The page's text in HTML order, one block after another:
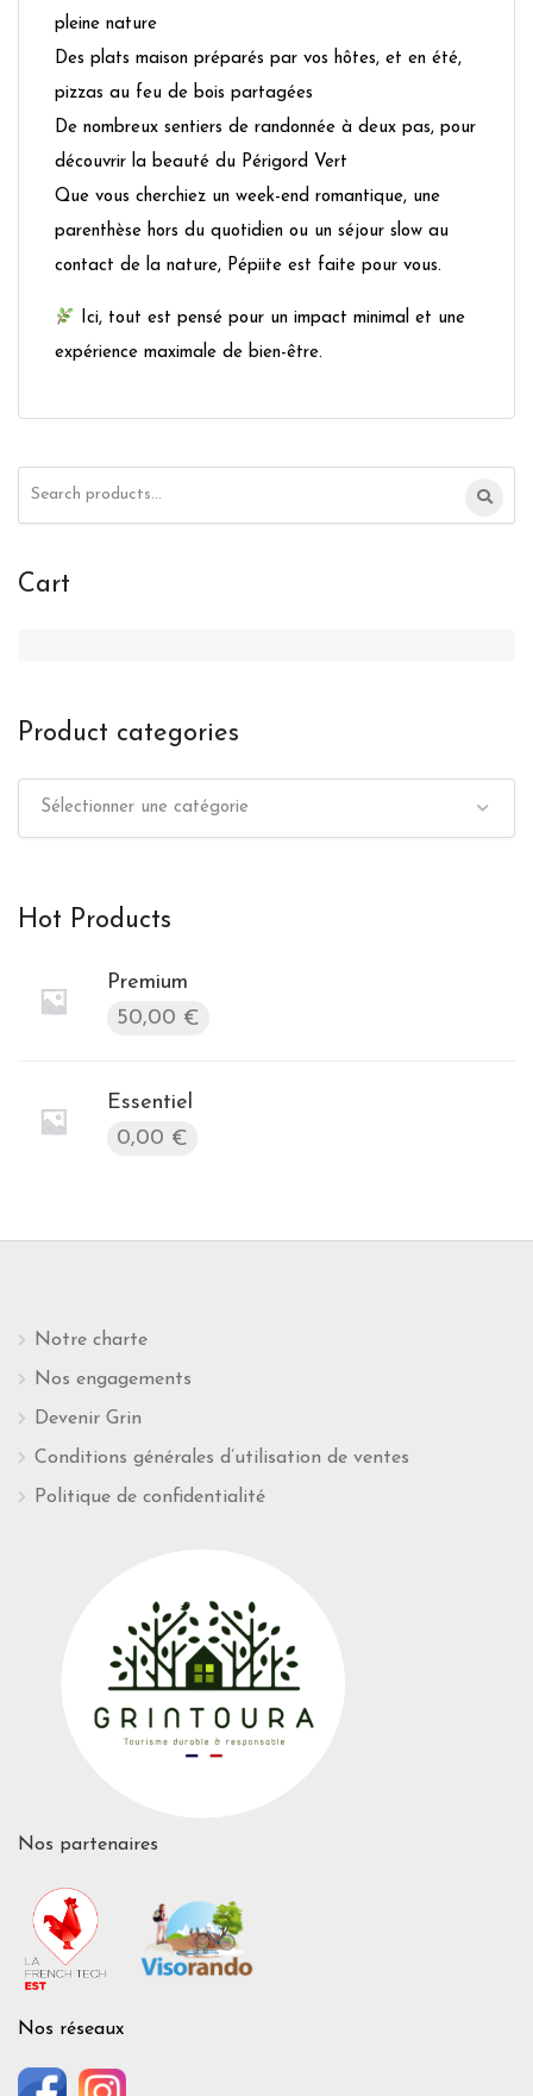
pleine nature
Des plats maison préparés par vos hôtes, et en été,
pizzas au feu de bois partagées
De nombreux sentiers de randonnée à deux pas, pour
découvrir la beauté du Périgord Vert
Que vous cherchiez un week-end romantique, une
parenthèse hors du quotidien ou un séjour slow au
contact de la nature, Pépiite est faite pour vous.
Ici, tout est pensé pour un impact minimal et une
expérience maximale de bien-être.
Cart
Product categories
Sélectionner une catégorie
Hot Products
Premium
50,00 €
Essentiel
0,00 €
Notre charte
Nos engagements
Devenir Grin
Conditions générales d’utilisation de ventes
Politique de confidentialité
Nos partenaires
Nos réseaux